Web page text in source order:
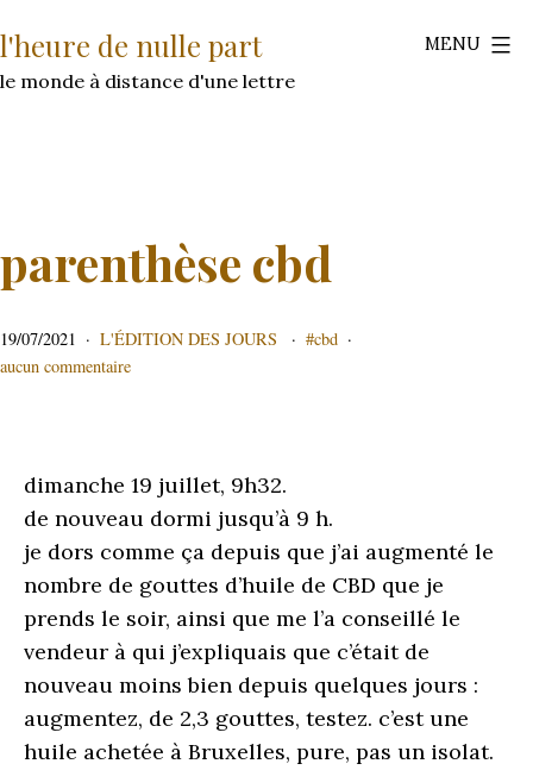
au
contenu
l'heure de nulle part
le monde à distance d'une lettre
MENU
parenthèse cbd
publié
le
19/07/2021
CATÉGORISÉ
COMME
L'ÉDITION DES JOURS étiqueté
cbd
aucun commentairesur
dimanche 19 juillet, 9h32.
de nouveau dormi jusqu’à 9 h.
je dors comme ça depuis que j’ai augmenté le
nombre de gouttes d’huile de CBD que je
prends le soir, ainsi que me l’a conseillé le
vendeur à qui j’expliquais que c’était de
nouveau moins bien depuis quelques jours :
augmentez, de 2,3 gouttes, testez. c’est une
huile achetée à Bruxelles, pure, pas un isolat.